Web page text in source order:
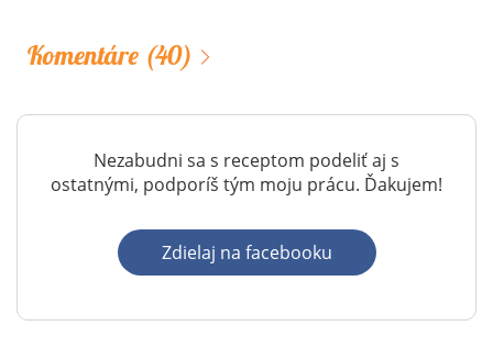
Komentáre (40)
Nezabudni sa s receptom podeliť aj s
ostatnými, podporíš tým moju prácu. Ďakujem!
Zdielaj na facebooku